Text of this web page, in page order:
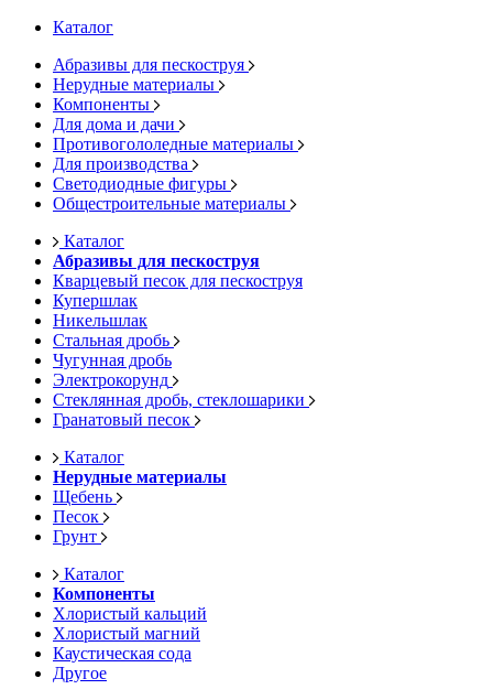
Каталог
Абразивы для пескоструя
Нерудные материалы
Компоненты
Для дома и дачи
Противогололедные материалы
Для производства
Светодиодные фигуры
Общестроительные материалы
Каталог
Абразивы для пескоструя
Кварцевый песок для пескоструя
Купершлак
Никельшлак
Стальная дробь
Чугунная дробь
Электрокорунд
Стеклянная дробь, стеклошарики
Гранатовый песок
Каталог
Нерудные материалы
Щебень
Песок
Грунт
Каталог
Компоненты
Хлористый кальций
Хлористый магний
Каустическая сода
Другое